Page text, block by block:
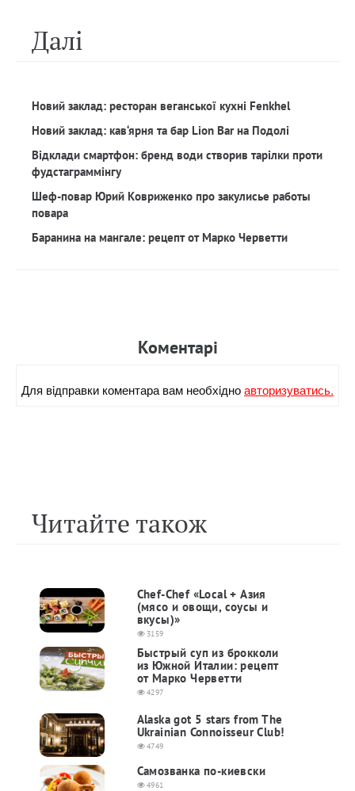
Далi
Новий заклад: ресторан веганської кухні Fenkhel
Новий заклад: кав‘ярня та бар Lion Bar на Подолі
Відклади смартфон: бренд води створив тарілки проти
фудстаграммінгу
Шеф-повар Юрий Ковриженко про закулисье работы
повара
Баранина на мангале: рецепт от Марко Черветти
Коментарi
Для вiдправки коментара вам необхiдноавторизуватись.
Читайте також
Chef-Chef «Local + Азия
(мясо и овощи, соусы и
вкусы)»
3159
Быстрый суп из брокколи
из Южной Италии: рецепт
от Марко Черветти
4297
Alaska got 5 stars from The
Ukrainian Connoisseur Club!
4749
Самозванка по-киевски
4961